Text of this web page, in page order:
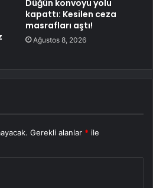
Düğün konvoyu yolu
kapattı: Kesilen ceza
masrafları aştı!
Ağustos 8, 2026
Gerekli alanlar * ile